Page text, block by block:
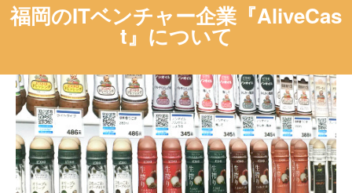
福岡のITベンチャー企業『AliveCas
t』について